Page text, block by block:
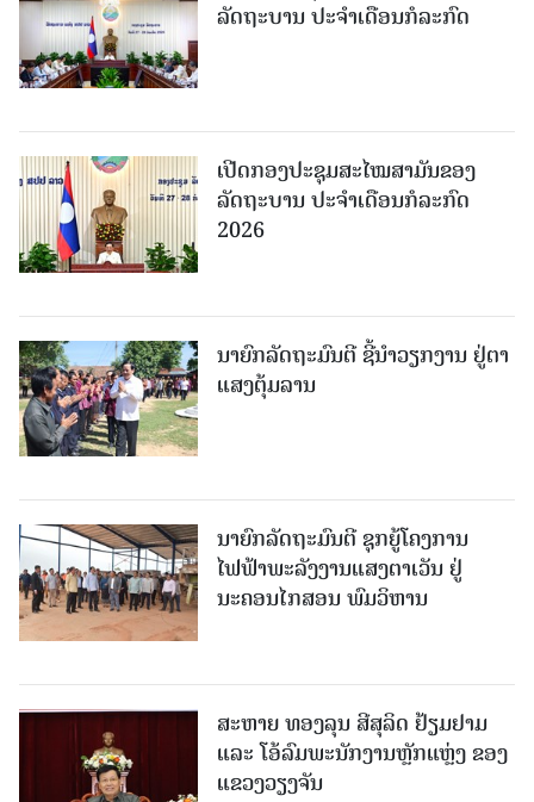
ລັດຖະບານ ປະຈຳເດືອນກໍລະກົດ
ເປີດກອງປະຊຸມສະໄໝສາມັນຂອງ
ລັດຖະບານ ປະຈໍາເດືອນກໍລະກົດ
2026
ນາຍົກລັດຖະມົນຕີ ຊີ້ນຳວຽກງານ ຢູ່ຕາ
ແສງຕຸ້ມລານ
ນາຍົກລັດຖະມົນຕີ ຊຸກຍູ້ໂຄງການ
ໄຟຟ້າພະລັງງານແສງຕາເວັນ ຢູ່
ນະຄອນໄກສອນ ພົມວິຫານ
ສະຫາຍ ທອງລຸນ ສີສຸລິດ ຢ້ຽມຢາມ
ແລະ ໂອ້ລົມພະນັກງານຫຼັກແຫຼ່ງ ຂອງ
ແຂວງວຽງຈັນ